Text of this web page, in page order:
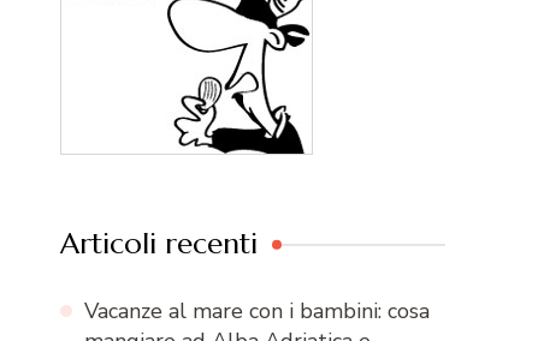
Articoli recenti
Vacanze al mare con i bambini: cosa